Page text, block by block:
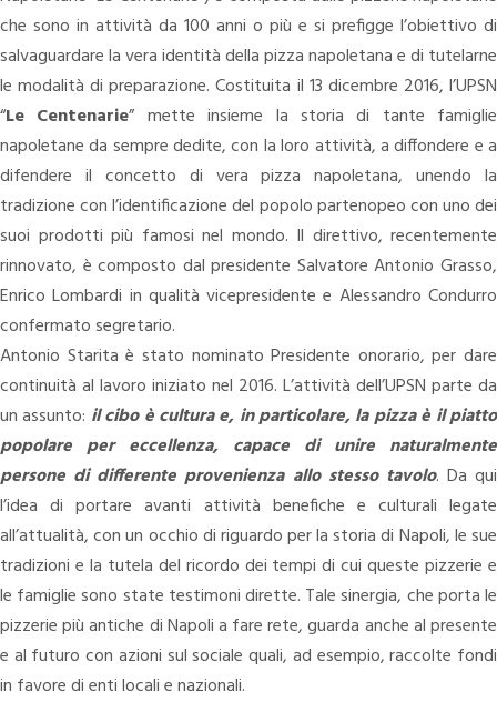
che sono in attività da 100 anni o più e si prefigge l’obiettivo di
salvaguardare la vera identità della pizza napoletana e di tutelarne
le modalità di preparazione. Costituita il 13 dicembre 2016, l’UPSN
“Le Centenarie” mette insieme la storia di tante famiglie
napoletane da sempre dedite, con la loro attività, a diffondere e a
difendere il concetto di vera pizza napoletana, unendo la
tradizione con l’identificazione del popolo partenopeo con uno dei
suoi prodotti più famosi nel mondo. Il direttivo, recentemente
rinnovato, è composto dal presidente Salvatore Antonio Grasso,
Enrico Lombardi in qualità vicepresidente e Alessandro Condurro
confermato segretario.
Antonio Starita è stato nominato Presidente onorario, per dare
continuità al lavoro iniziato nel 2016. L’attività dell’UPSN parte da
un assunto: il cibo è cultura e, in particolare, la pizza è il piatto
popolare per eccellenza, capace di unire naturalmente
persone di differente provenienza allo stesso tavolo. Da qui
l’idea di portare avanti attività benefiche e culturali legate
all’attualità, con un occhio di riguardo per la storia di Napoli, le sue
tradizioni e la tutela del ricordo dei tempi di cui queste pizzerie e
le famiglie sono state testimoni dirette. Tale sinergia, che porta le
pizzerie più antiche di Napoli a fare rete, guarda anche al presente
e al futuro con azioni sul sociale quali, ad esempio, raccolte fondi
in favore di enti locali e nazionali.